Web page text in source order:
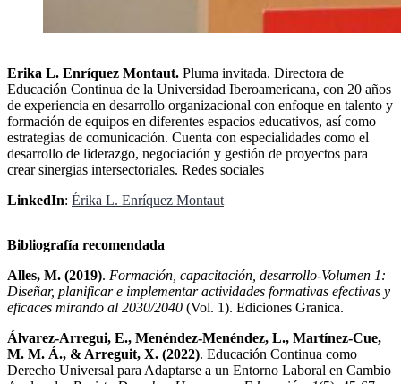
Erika L. Enríquez Montaut. Pluma invitada. Directora de
Educación Continua de la Universidad Iberoamericana, con 20 años
de experiencia en desarrollo organizacional con enfoque en talento y
formación de equipos en diferentes espacios educativos, así como
estrategias de comunicación. Cuenta con especialidades como el
desarrollo de liderazgo, negociación y gestión de proyectos para
crear sinergias intersectoriales. Redes sociales
LinkedIn: Érika L. Enríquez Montaut
Bibliografía recomendada
Alles, M. (2019). Formación, capacitación, desarrollo-Volumen 1:
Diseñar, planificar e implementar actividades formativas efectivas y
eficaces mirando al 2030/2040 (Vol. 1). Ediciones Granica.
Álvarez-Arregui, E., Menéndez-Menéndez, L., Martínez-Cue,
M. M. Á., & Arreguit, X. (2022). Educación Continua como
Derecho Universal para Adaptarse a un Entorno Laboral en Cambio